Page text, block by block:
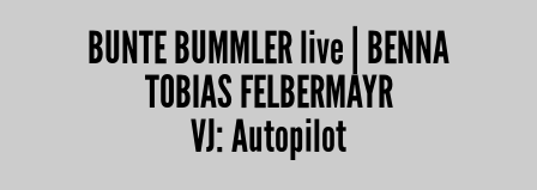
BUNTE BUMMLER live | BENNA
TOBIAS FELBERMAYR
VJ: Autopilot